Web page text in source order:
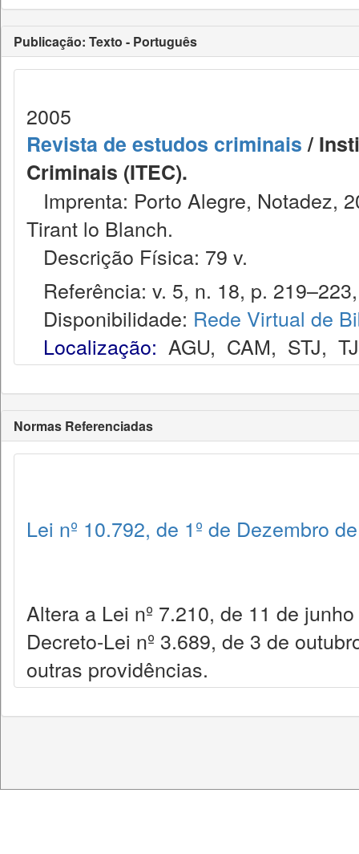
Publicação: Texto - Português
2005
Revista de estudos criminais/
Criminais (ITEC).
Imprenta: Porto Alegre, Notadez,
Tirant lo Blanch.
Descrição Física: 79 v.
Referência: v. 5, n. 18, p.
Disponibilidade: Rede Virtual de
Localização: AGU, CAM, STJ,
Normas Referenciadas
Lei nº 10.792, de 1º de Dezembro
Altera a Lei nº 7.210, de 11 de
Decreto-Lei nº 3.689, de 3 de
outras providências.